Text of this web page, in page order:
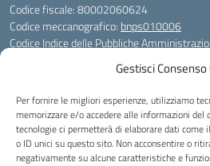
Gestisci Consenso
Per fornire le migliori esperienze, utilizziamo
memorizzare e/o accedere alle informazioni
tecnologie ci permetterà di elaborare dati come
o ID unici su questo sito. Non acconsentire o
negativamente su alcune caratteristiche e
Codice fiscale: 80002060624
Codice meccanografico: bnps010006
Codice Indice delle Pubbliche
Codice Univoco per le fatture elettroniche:
Liceo Scientifico "Gaetano Rummo"
Conto Corrente Bancario (C.C.B.):
IT17 H 03069 15003 100000046036